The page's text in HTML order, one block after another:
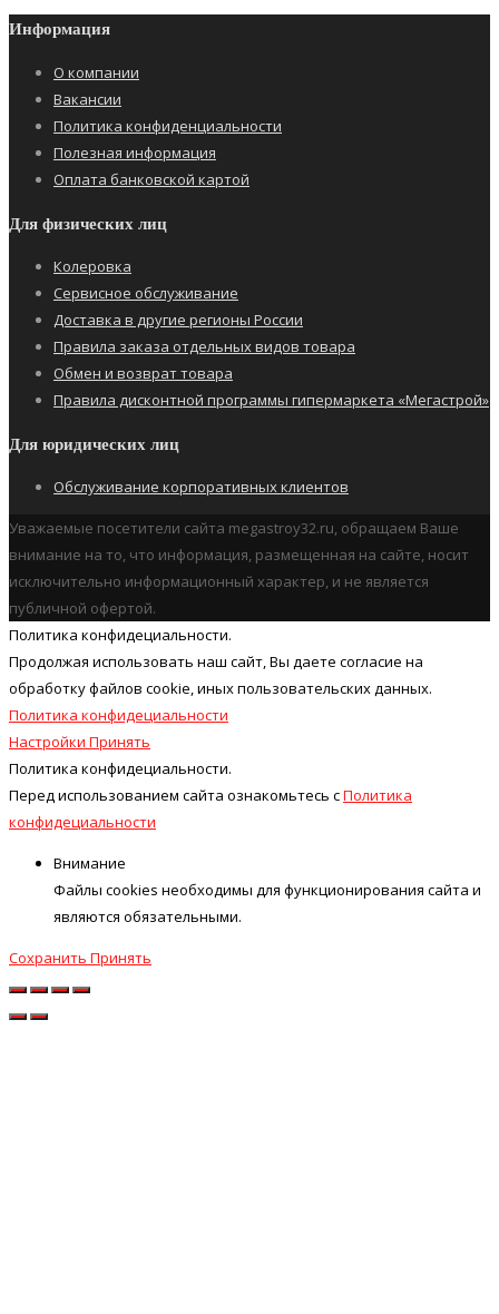
Информация
О компании
Вакансии
Политика конфиденциальности
Полезная информация
Оплата банковской картой
Для физических лиц
Колеровка
Сервисное обслуживание
Доставка в другие регионы России
Правила заказа отдельных видов товара
Обмен и возврат товара
Правила дисконтной программы гипермаркета «Мегастрой»
Для юридических лиц
Обслуживание корпоративных клиентов
Уважаемые посетители сайта megastroy32.ru, обращаем Ваше
внимание на то, что информация, размещенная на сайте, носит
исключительно информационный характер, и не является
публичной офертой.
Политика конфидециальности.
Продолжая использовать наш cайт, Вы даете согласие на
обработку файлов cookie, иных пользовательских данных.
Политика конфидециальности
Настройки Принять
Политика конфидециальности.
Перед использованием сайта ознакомьтесь сПолитика
конфидециальности
Внимание
Файлы cookies необходимы для функционирования сайта и
являются обязательными.
Сохранить Принять